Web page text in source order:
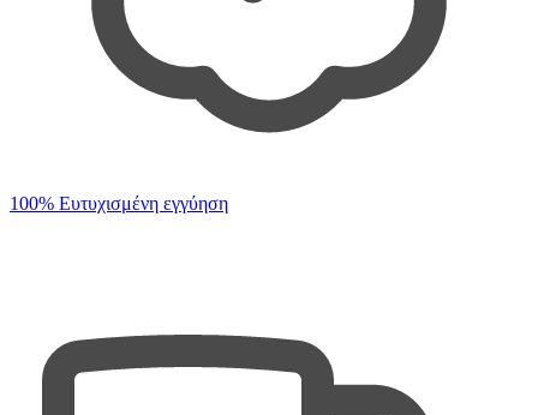
100% Ευτυχισμένη εγγύηση